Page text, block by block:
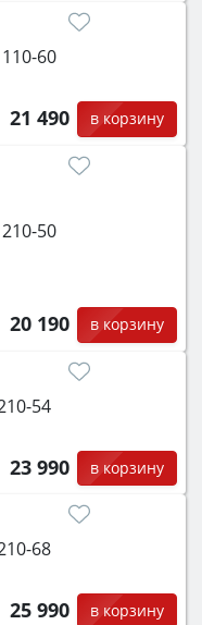
110-60
21 490 в корзину
210-50
20 190 в корзину
54
23 990 в корзину
68
25 990 в корзину